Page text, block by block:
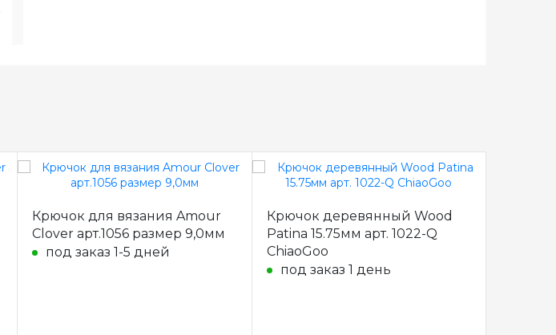
Крючок для вязания Amour
Clover арт.1056 размер 9,0мм
под заказ 1-5 дней
Крючок деревянный Wood
Patina 15.75мм арт. 1022-Q
ChiaoGoo
под заказ 1 день